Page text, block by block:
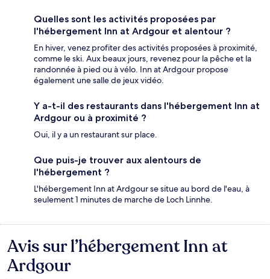
Quelles sont les activités proposées par
l'hébergement Inn at Ardgour et alentour ?
En hiver, venez profiter des activités proposées à proximité,
comme le ski. Aux beaux jours, revenez pour la pêche et la
randonnée à pied ou à vélo. Inn at Ardgour propose
également une salle de jeux vidéo.
Y a-t-il des restaurants dans l'hébergement Inn at
Ardgour ou à proximité ?
Oui, il y a un restaurant sur place.
Que puis-je trouver aux alentours de
l'hébergement ?
L'hébergement Inn at Ardgour se situe au bord de l'eau, à
seulement 1 minutes de marche de Loch Linnhe.
Avis
Avis sur l’hébergement Inn at
Ardgour